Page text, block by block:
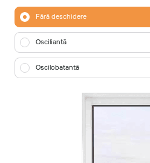
Fără deschidere
Osciliantă
Oscilobatantă